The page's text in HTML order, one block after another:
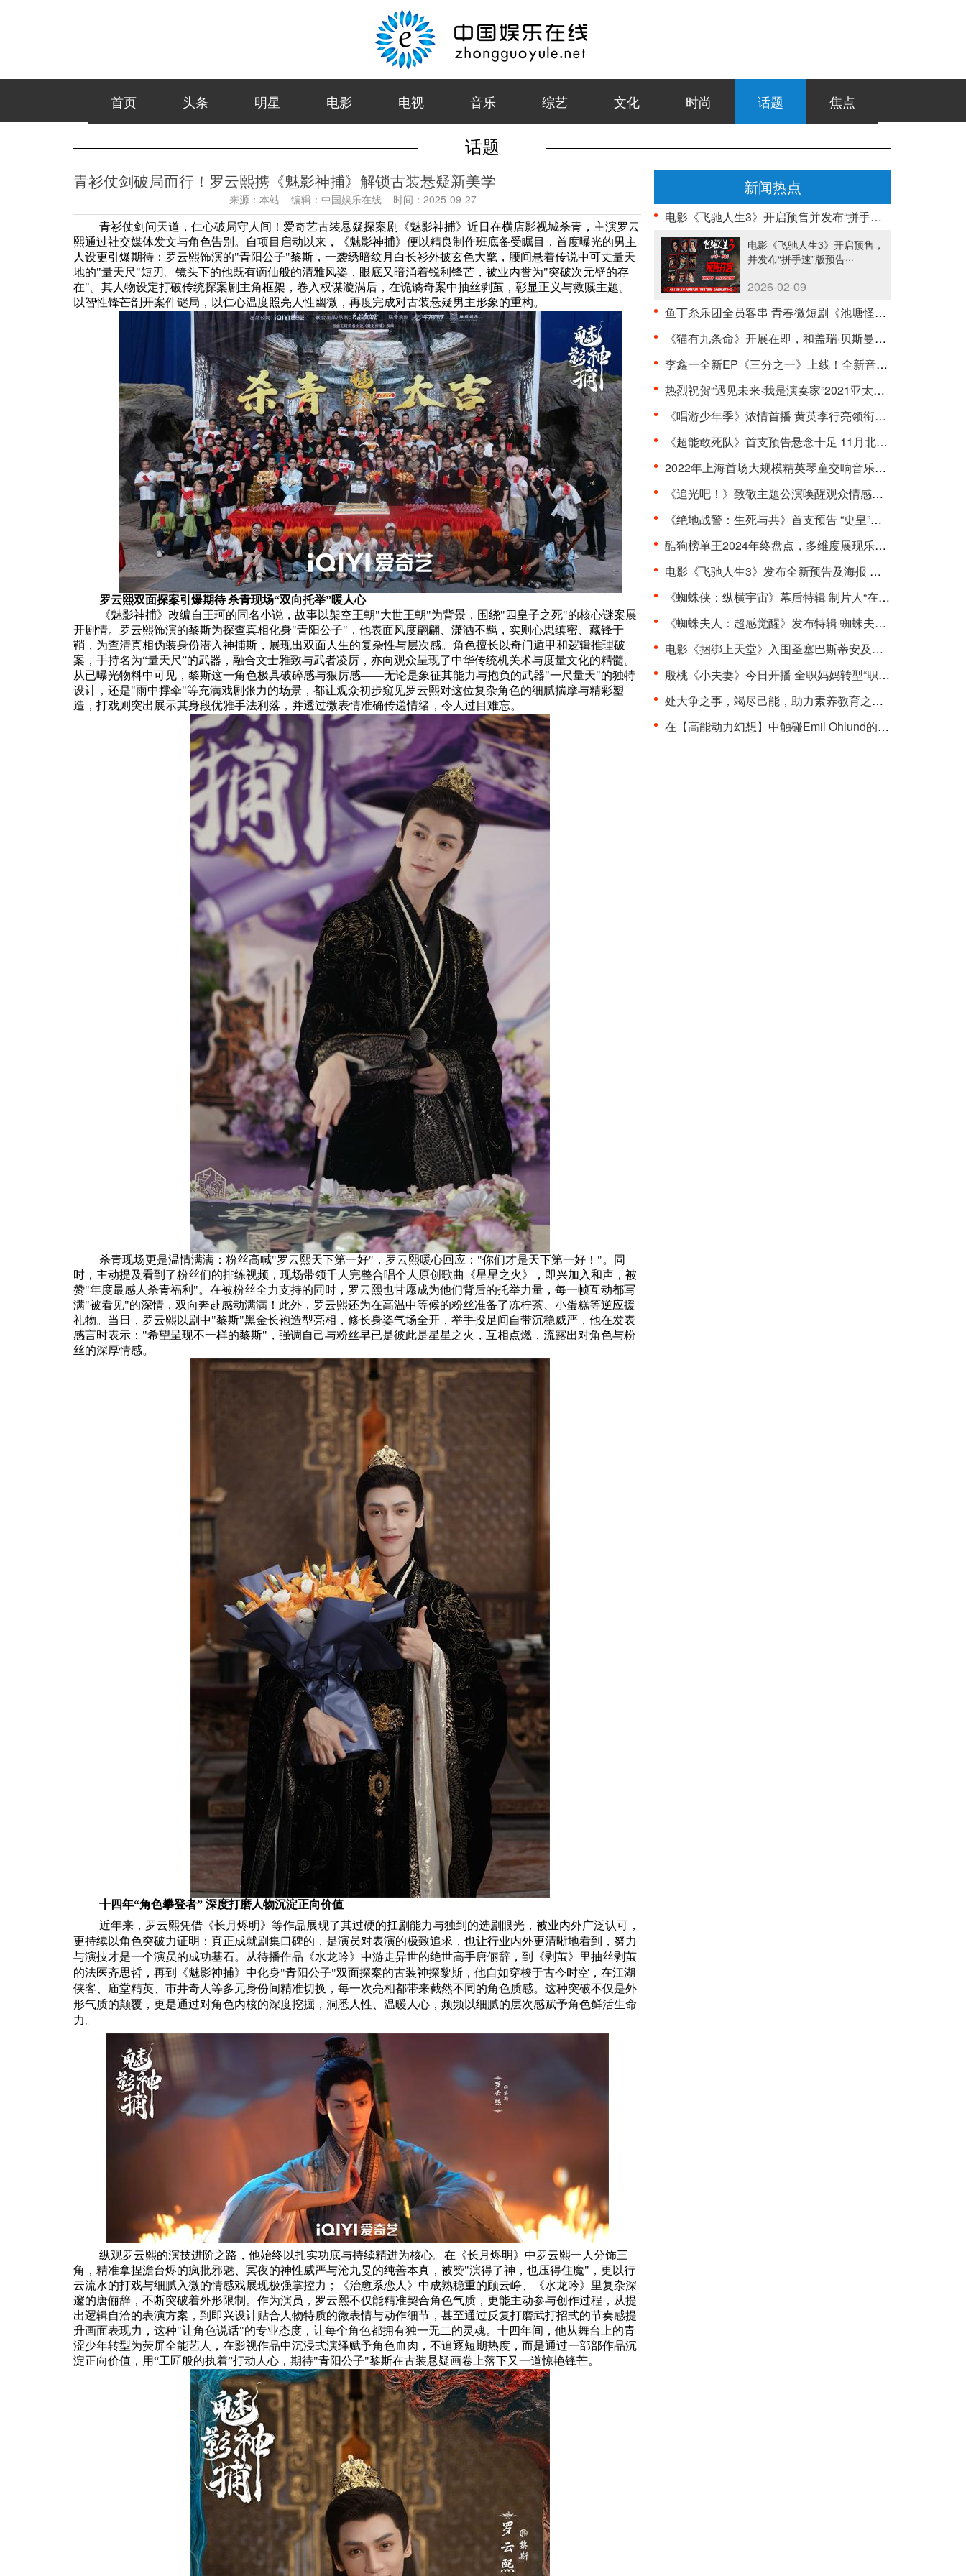
首页 头条 明星 电影 电视 音乐 综艺 文化 时尚 话题 焦点
话题
青衫仗剑破局而行！罗云熙携《魅影神捕》解锁古装悬疑新美学
来源： 本站 编辑： 中国娱乐在线 时间： 2025-09-27
青衫仗剑问天道，仁心破局守人间！爱奇艺古装悬疑探案剧《魅影神捕》近日在横店影视城杀青，主演罗云
熙通过社交媒体发文与角色告别。自项目启动以来，《魅影神捕》便以精良制作班底备受瞩目，首度曝光的男主
人设更引爆期待：罗云熙饰演的"青阳公子"黎斯，一袭绣暗纹月白长衫外披玄色大氅，腰间悬着传说中可丈量天
地的"量天尺"短刃。镜头下的他既有谪仙般的清雅风姿，眼底又暗涌着锐利锋芒，被业内誉为"突破次元壁的存
在"。其人物设定打破传统探案剧主角框架，卷入权谋漩涡后，在诡谲奇案中抽丝剥茧，彰显正义与救赎主题。
以智性锋芒剖开案件谜局，以仁心温度照亮人性幽微，再度完成对古装悬疑男主形象的重构。
罗云熙双面探案引爆期待杀青现场“双向托举”暖人心
《魅影神捕》改编自王珂的同名小说，故事以架空王朝"大世王朝"为背景，围绕"四皇子之死"的核心谜案展
开剧情。罗云熙饰演的黎斯为探查真相化身"青阳公子"，他表面风度翩翩、潇洒不羁，实则心思缜密、藏锋于
鞘，为查清真相伪装身份潜入神捕斯，展现出双面人生的复杂性与层次感。角色擅长以奇门遁甲和逻辑推理破
案，手持名为“量天尺”的武器，融合文士雅致与武者凌厉，亦向观众呈现了中华传统机关术与度量文化的精髓。
从已曝光物料中可见，黎斯这一角色极具破碎感与狠厉感——无论是象征其能力与抱负的武器"一尺量天"的独特
设计，还是"雨中撑伞"等充满戏剧张力的场景，都让观众初步窥见罗云熙对这位复杂角色的细腻揣摩与精彩塑
造，打戏则突出展示其身段优雅手法利落，并透过微表情准确传递情绪，令人过目难忘。
杀青现场更是温情满满：粉丝高喊"罗云熙天下第一好"，罗云熙暖心回应："你们才是天下第一好！"。同
时，主动提及看到了粉丝们的排练视频，现场带领千人完整合唱个人原创歌曲《星星之火》，即兴加入和声，被
赞"年度最感人杀青福利"。在被粉丝全力支持的同时，罗云熙也甘愿成为他们背后的托举力量，每一帧互动都写
满"被看见"的深情，双向奔赴感动满满！此外，罗云熙还为在高温中等候的粉丝准备了冻柠茶、小蛋糕等逆应援
礼物。当日，罗云熙以剧中"黎斯"黑金长袍造型亮相，修长身姿气场全开，举手投足间自带沉稳威严，他在发表
感言时表示："希望呈现不一样的黎斯"，强调自己与粉丝早已是彼此是星星之火，互相点燃，流露出对角色与粉
丝的深厚情感。
十四年“角色攀登者” 深度打磨人物沉淀正向价值
近年来，罗云熙凭借《长月烬明》等作品展现了其过硬的扛剧能力与独到的选剧眼光，被业内外广泛认可，
更持续以角色突破力证明：真正成就剧集口碑的，是演员对表演的极致追求，也让行业内外更清晰地看到，努力
与演技才是一个演员的成功基石。从待播作品《水龙吟》中游走异世的绝世高手唐俪辞，到《剥茧》里抽丝剥茧
的法医齐思哲，再到《魅影神捕》中化身"青阳公子"双面探案的古装神探黎斯，他自如穿梭于古今时空，在江湖
侠客、庙堂精英、市井奇人等多元身份间精准切换，每一次亮相都带来截然不同的角色质感。这种突破不仅是外
形气质的颠覆，更是通过对角色内核的深度挖掘，洞悉人性、温暖人心，频频以细腻的层次感赋予角色鲜活生命
力。
纵观罗云熙的演技进阶之路，他始终以扎实功底与持续精进为核心。在《长月烬明》中罗云熙一人分饰三
角，精准拿捏澹台烬的疯批邪魅、冥夜的神性威严与沧九旻的纯善本真，被赞"演得了神，也压得住魔"，更以行
云流水的打戏与细腻入微的情感戏展现极强掌控力；《治愈系恋人》中成熟稳重的顾云峥、《水龙吟》里复杂深
邃的唐俪辞，不断突破着外形限制。作为演员，罗云熙不仅能精准契合角色气质，更能主动参与创作过程，从提
出逻辑自洽的表演方案，到即兴设计贴合人物特质的微表情与动作细节，甚至通过反复打磨武打招式的节奏感提
升画面表现力，这种"让角色说话"的专业态度，让每个角色都拥有独一无二的灵魂。十四年间，他从舞台上的青
涩少年转型为荧屏全能艺人，在影视作品中沉浸式演绎赋予角色血肉，不追逐短期热度，而是通过一部部作品沉
淀正向价值，用“工匠般的执着”打动人心，期待"青阳公子"黎斯在古装悬疑画卷上落下又一道惊艳锋芒。
新闻热点
电影《飞驰人生3》开启预售并发布“拼手速”版预告 ···
电影《飞驰人生3》开启预售，
并发布“拼手速”版预告···
2026-02-09
鱼丁糸乐团全员客串 青春微短剧《池塘怪谈》今日正式···
《猫有九条命》开展在即，和盖瑞·贝斯曼一起进入奇···
李鑫一全新EP《三分之一》上线！全新音乐曲风，寻求···
热烈祝贺“遇见未来·我是演奏家”2021亚太国际器乐···
《唱游少年季》浓情首播 黄英李行亮领衔开启“印象式···
《超能敢死队》首支预告悬念十足 11月北美上映引期待···
2022年上海首场大规模精英琴童交响音乐会在东方艺术···
《追光吧！》致敬主题公演唤醒观众情感共鸣 杨和苏周···
《绝地战警：生死与共》首支预告 “史皇”回归破解···
酷狗榜单王2024年终盘点，多维度展现乐坛流行趋势
电影《飞驰人生3》发布全新预告及海报 沈腾组队豪华···
《蜘蛛侠：纵横宇宙》幕后特辑 制片人“在动画里一切···
《蜘蛛夫人：超感觉醒》发布特辑 蜘蛛夫人上演满级预···
电影《捆绑上天堂》入围圣塞巴斯蒂安及多伦多两大国···
殷桃《小夫妻》今日开播 全职妈妈转型“职场超人”品···
处大争之事，竭尽己能，助力素养教育之变革 “聚光少···
在【高能动力幻想】中触碰Emil Ohlund的电子记忆